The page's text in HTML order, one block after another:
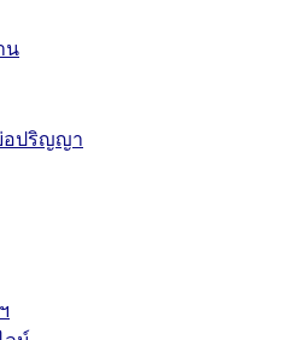
น
อปริญญา